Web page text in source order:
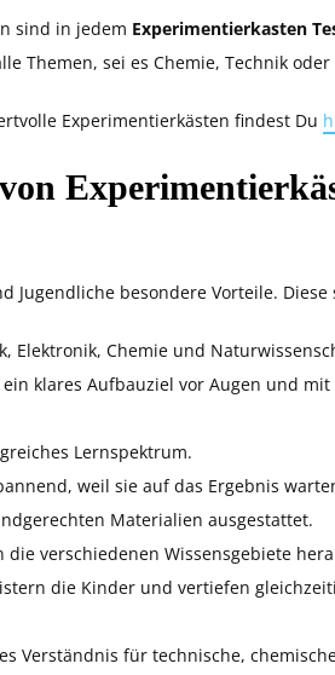
sind in jedem Experimentierkasten
Themen, sei es Chemie, Technik
Experimentierkästen findest Du
Jugendliche besondere Vorteile. Diese
Elektronik, Chemie und
klares Aufbauziel vor Augen und
Lernspektrum.
weil sie auf das Ergebnis
Materialien ausgestattet.
verschiedenen Wissensgebiete
die Kinder und vertiefen
Verständnis für technische,